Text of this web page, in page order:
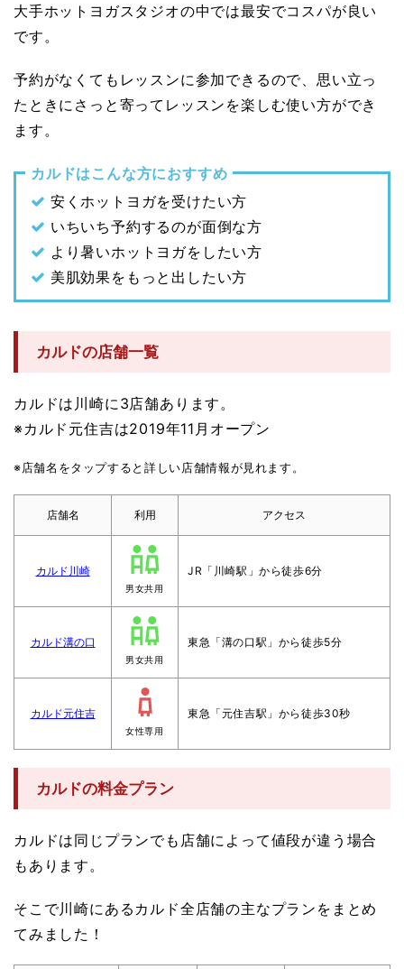
大手ホットヨガスタジオの中では最安でコスパが良い
です。
予約がなくてもレッスンに参加できるので、思い立っ
たときにさっと寄ってレッスンを楽しむ使い方ができ
ます。
カルドはこんな方におすすめ
安くホットヨガを受けたい方
いちいち予約するのが面倒な方
より暑いホットヨガをしたい方
美肌効果をもっと出したい方
カルドの店舗一覧
カルドは川崎に3店舗あります。
※カルド元住吉は2019年11月オープン
※店舗名をタップすると詳しい店舗情報が見れます。
店舗名 利用 アクセス
カルド川崎
男女共用
JR「川崎駅」から徒歩6分
カルド溝の口
男女共用
東急「溝の口駅」から徒歩5分
カルド元住吉
女性専用
東急「元住吉駅」から徒歩30秒
カルドの料金プラン
カルドは同じプランでも店舗によって値段が違う場合
もあります。
そこで川崎にあるカルド全店舗の主なプランをまとめ
てみました！